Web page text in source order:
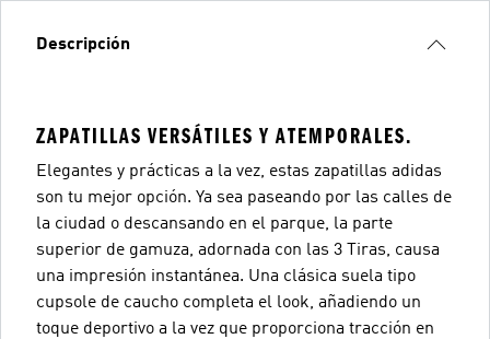
Descripción
ZAPATILLAS VERSÁTILES Y ATEMPORALES.
Elegantes y prácticas a la vez, estas zapatillas adidas
son tu mejor opción. Ya sea paseando por las calles de
la ciudad o descansando en el parque, la parte
superior de gamuza, adornada con las 3 Tiras, causa
una impresión instantánea. Una clásica suela tipo
cupsole de caucho completa el look, añadiendo un
toque deportivo a la vez que proporciona tracción en